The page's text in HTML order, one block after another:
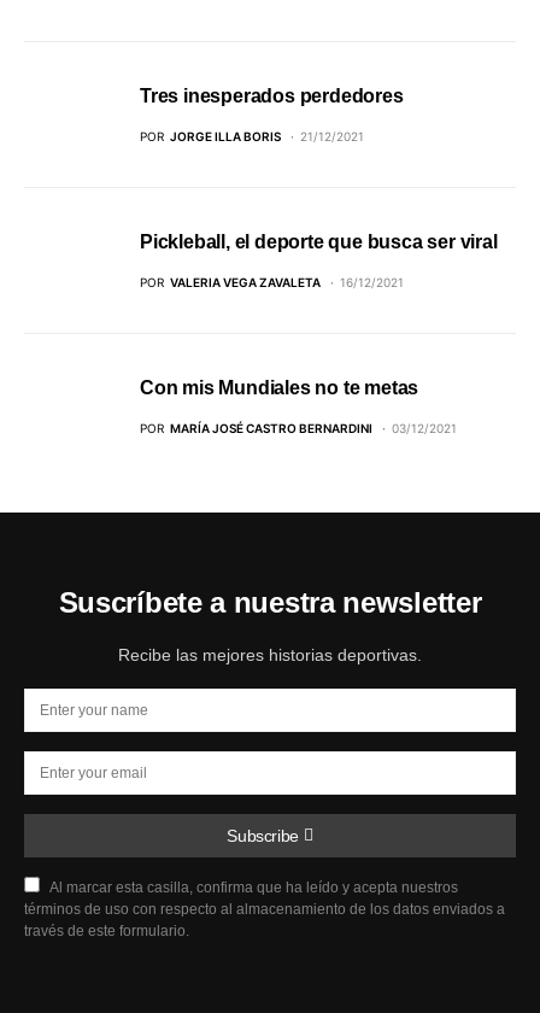
Tres inesperados perdedores
POR JORGE ILLA BORIS 21/12/2021
Pickleball, el deporte que busca ser viral
POR VALERIA VEGA ZAVALETA 16/12/2021
Con mis Mundiales no te metas
POR MARÍA JOSÉ CASTRO BERNARDINI 03/12/2021
Suscríbete a nuestra newsletter
Recibe las mejores historias deportivas.
Subscribe
Al marcar esta casilla, confirma que ha leído y acepta nuestros
términos de uso con respecto al almacenamiento de los datos enviados a
través de este formulario.